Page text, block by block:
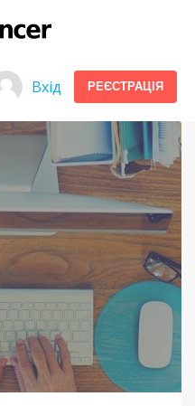
Вхід РЕЄСТРАЦІЯ